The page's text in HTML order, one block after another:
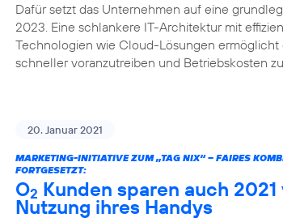
Dafür setzt das Unternehmen auf eine
2023. Eine schlankere IT-Architektur mit
Technologien wie Cloud-Lösungen
schneller voranzutreiben und Betriebskosten
20. Januar 2021
MARKETING-INITIATIVE ZUM „TAG NIX“ – FAIRES
FORTGESETZT:
O2 Kunden sparen auch
Nutzung ihres Handys